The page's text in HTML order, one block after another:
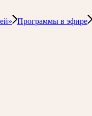
Программы в эфире